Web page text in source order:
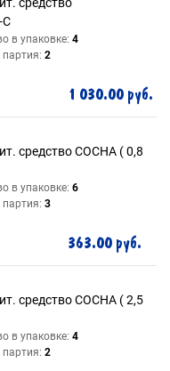
С
в упаковке: 4
2
1 030.00 руб.
средство СОСНА ( 0,8
в упаковке: 6
3
363.00 руб.
средство СОСНА ( 2,5
в упаковке: 4
2